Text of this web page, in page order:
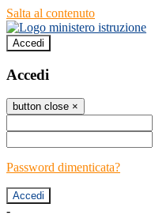
Salta al contenuto
Accedi
Accedi
button close ×
Password dimenticata?
-